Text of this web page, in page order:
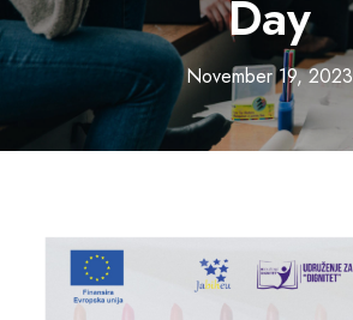
Day
November 19, 2023